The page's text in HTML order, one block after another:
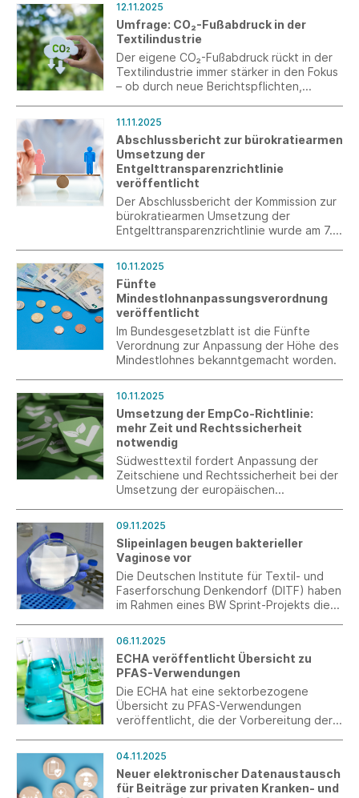
Handlungsanleitungen überführt werden.
12.11.2025
Umfrage: CO₂-Fußabdruck in der
Textilindustrie
Der eigene CO₂-Fußabdruck rückt in der
Textilindustrie immer stärker in den Fokus
– ob durch neue Berichtspflichten,
unserer Kurzumfrage möchten wir
herausfinden, wie unsere
Mitgliedsunternehmen mit dem Thema
aktuell umgehen, welche Erfahrungen sie
dabei gesammelt haben und wo der
größte Bedarf an Unterstützung gesehen
wird.
11.11.2025
Abschlussbericht zur bürokratiearmen
Umsetzung der
Entgelttransparenzrichtlinie
veröffentlicht
Der Abschlussbericht der Kommission zur
bürokratiearmen Umsetzung der
Entgelttransparenzrichtlinie wurde am 7.
10.11.2025
Fünfte
Mindestlohnanpassungsverordnung
veröffentlicht
Im Bundesgesetzblatt ist die Fünfte
Verordnung zur Anpassung der Höhe des
Mindestlohnes bekanntgemacht worden.
10.11.2025
Umsetzung der EmpCo-Richtlinie:
mehr Zeit und Rechtssicherheit
notwendig
Südwesttextil fordert Anpassung der
Zeitschiene und Rechtssicherheit bei der
Umsetzung der europäischen
09.11.2025
Slipeinlagen beugen bakterieller
Vaginose vor
Die Deutschen Institute für Textil- und
Faserforschung Denkendorf (DITF) haben
im Rahmen eines BW Sprint-Projekts die
Gesunderhaltung des vaginalen Milieus
unterstützt und einer bakteriellen
Vaginose vorbeugen kann.
06.11.2025
ECHA veröffentlicht Übersicht zu
PFAS-Verwendungen
Die ECHA hat eine sektorbezogene
Übersicht zu PFAS-Verwendungen
veröffentlicht, die der Vorbereitung der
04.11.2025
Neuer elektronischer Datenaustausch
für Beiträge zur privaten Kranken- und